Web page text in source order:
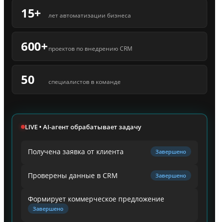
15+ лет автоматизации бизнеса
600+проектов по внедрению CRM
50 специалистов в команде
LIVE • AI-агент обрабатывает задачу
Получена заявка от клиента Завершено
Проверены данные в CRM Завершено
Формирует коммерческое предложение
Завершено